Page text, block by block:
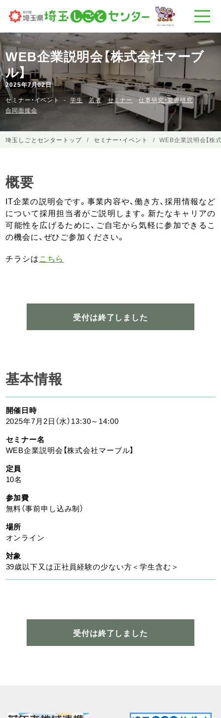
WEB企業説明会【株式会社マーブ
ル】
2025年7月02日
セミナー・イベント
学生 若者 セミナー
仕事研究・業界研究
合同面接会
埼玉しごとセンタートップ セミナー・イベント WEB企業説明会【株
概要
IT企業の説明会です。事業内容や、働き方、採用情報など
について採用担当者がご説明します。新たなキャリアの
可能性を広げるために、ご自宅から気軽に参加できるこ
の機会に、ぜひご参加ください。
チラシはこちら
受付は終了しました
基本情報
開催日時
2025年7月2日（水）13:30～14:00
セミナー名
WEB企業説明会【株式会社マーブル】
定員
10名
参加費
無料（事前申し込み制）
場所
オンライン
対象
39歳以下又は正社員経験の少ない方＜学生含む＞
受付は終了しました